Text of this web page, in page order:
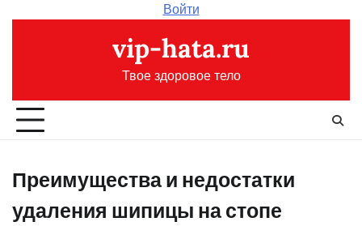
Войти
vip-hata.ru
Твое здоровое тело
Преимущества и недостатки
удаления шипицы на стопе